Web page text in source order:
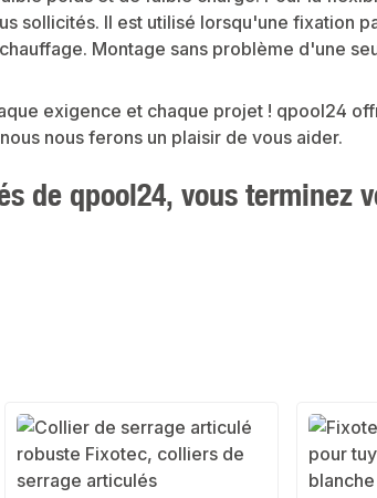
sollicités. Il est utilisé lorsqu'une fixation
Montage sans problème d'une
exigence et chaque projet ! qpool24
nous ferons un plaisir de vous aider.
de qpool24, vous terminez